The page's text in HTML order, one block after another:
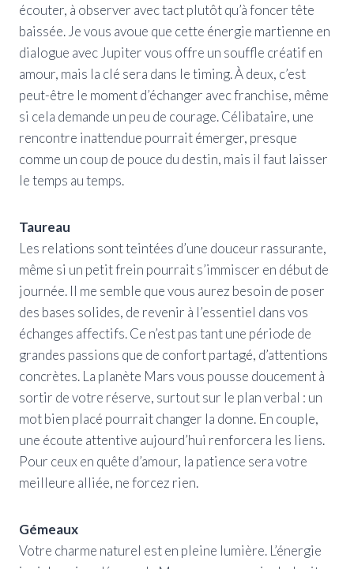
écouter, à observer avec tact plutôt qu’à foncer tête
baissée. Je vous avoue que cette énergie martienne en
dialogue avec Jupiter vous offre un souffle créatif en
amour, mais la clé sera dans le timing. À deux, c’est
peut-être le moment d’échanger avec franchise, même
si cela demande un peu de courage. Célibataire, une
rencontre inattendue pourrait émerger, presque
comme un coup de pouce du destin, mais il faut laisser
le temps au temps.
Taureau
Les relations sont teintées d’une douceur rassurante,
même si un petit frein pourrait s’immiscer en début de
journée. Il me semble que vous aurez besoin de poser
des bases solides, de revenir à l’essentiel dans vos
échanges affectifs. Ce n’est pas tant une période de
grandes passions que de confort partagé, d’attentions
concrètes. La planète Mars vous pousse doucement à
sortir de votre réserve, surtout sur le plan verbal : un
mot bien placé pourrait changer la donne. En couple,
une écoute attentive aujourd’hui renforcera les liens.
Pour ceux en quête d’amour, la patience sera votre
meilleure alliée, ne forcez rien.
Gémeaux
Votre charme naturel est en pleine lumière. L’énergie